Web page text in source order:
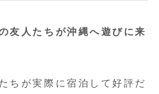
友人たちが沖縄へ遊びに来
ちが実際に宿泊して好評だ